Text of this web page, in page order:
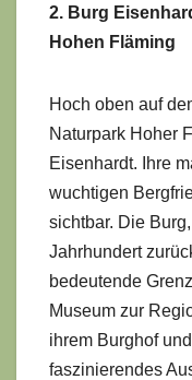
2. Burg
Hohen Fläming
Hoch oben auf
Naturpark Hoher
Eisenhardt. Ihre
wuchtigen
sichtbar. Die
Jahrhundert
bedeutende
Museum zur
ihrem Burghof
faszinierendes